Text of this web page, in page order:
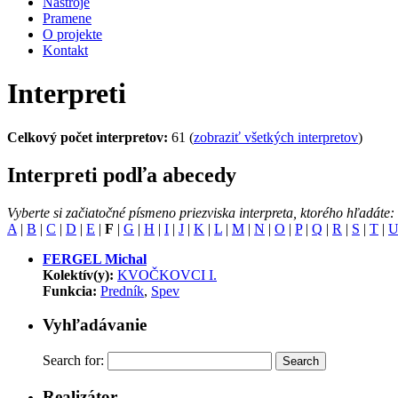
Pramene
O projekte
Kontakt
Interpreti
Celkový počet interpretov: 61 (zobraziť všetkých interpretov)
Interpreti podľa abecedy
Vyberte si začiatočné písmeno priezviska interpreta, ktorého hľadáte:
A | B | C | D | E | F | G | H | I | J | K | L | M | N | O | P| Q | R | S | T | U
FERGEL Michal
Kolektív(y): KVOČKOVCI I.
Funkcia: Predník, Spev
Vyhľadávanie
Search for: